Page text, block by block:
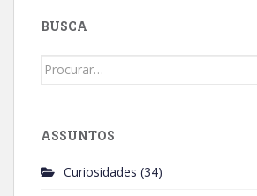
o
BUSCA
Search
ASSUNTOS
Curiosidades (34)